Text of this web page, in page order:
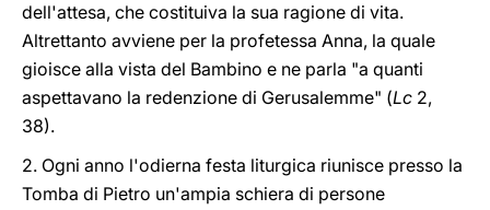
dell'attesa, che costituiva la sua ragione di vita.
Altrettanto avviene per la profetessa Anna, la quale
gioisce alla vista del Bambino e ne parla "a quanti
aspettavano la redenzione di Gerusalemme" (Lc 2,
38).
2. Ogni anno l'odierna festa liturgica riunisce presso la
Tomba di Pietro un'ampia schiera di persone